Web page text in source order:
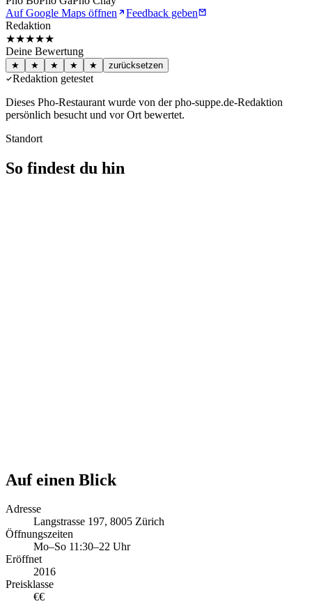
Auf Google Maps öffnen
Feedback geben
Redaktion
★★★★★
Deine Bewertung
★ ★ ★ ★ ★ zurücksetzen
Redaktion getestet
Dieses Pho-Restaurant wurde von der pho-suppe.de-Redaktion
persönlich besucht und vor Ort bewertet.
Standort
So findest du hin
Auf einen Blick
Adresse
Langstrasse 197, 8005 Zürich
Öffnungszeiten
Mo–So 11:30–22 Uhr
Eröffnet
2016
Preisklasse
€€